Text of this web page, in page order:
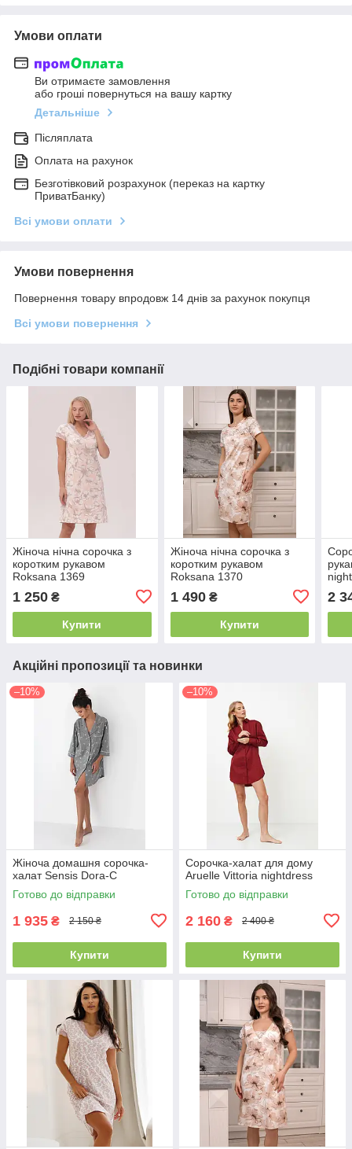
Умови оплати
Ви отримаєте замовлення
або гроші повернуться на вашу картку
Детальніше
Післяплата
Оплата на рахунок
Безготівковий розрахунок (переказ на картку
ПриватБанку)
Всі умови оплати
Умови повернення
Повернення товару впродовж 14 днів за рахунок покупця
Всі умови повернення
Подібні товари компанії
Жіноча нічна сорочка з
коротким рукавом
Roksana 1369
1 250 ₴
Купити
Жіноча нічна сорочка з
коротким рукавом
Roksana 1370
1 490₴
Купити
2
Акційні пропозиції та новинки
–10%
Жіноча домашня сорочка-
халат Sensis Dora-C
Готово до відправки
1 935 ₴ 2 150 ₴
Купити
–10%
Сорочка-халат для дому
Aruelle Vittoria nightdress
Готово до відправки
2 160 ₴ 2 400 ₴
Купити